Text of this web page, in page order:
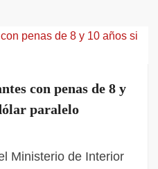
con penas de 8 y
paralelo
Ministerio de Interior